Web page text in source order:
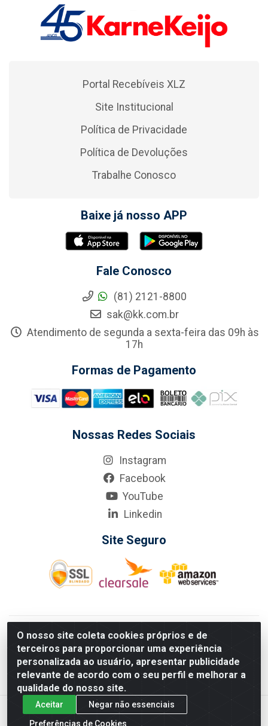
O nosso site coleta cookies próprios e de
terceiros para proporcionar uma experiência
personalizada ao usuário, apresentar publicidade
relevante de acordo com o seu perfil e melhorar a
qualidade do nosso site.
Aceitar
Negar não essenciais
Preferências de Cookies
Portal Recebíveis XLZ
Site Institucional
Política de Privacidade
Política de Devoluções
Trabalhe Conosco
Baixe já nosso APP
Fale Conosco
(81) 2121-8800
sak@kk.com.br
Atendimento de segunda a sexta-feira das 09h às
17h
Formas de Pagamento
Nossas Redes Sociais
Instagram
Facebook
YouTube
Linkedin
Site Seguro
KarneKeijo Logistica Integrada LTDA - Rod. Br-101 Sul, nº3700
- Barro, Recife/PE, 50900-400 CNPJ: 24.150.377/0001-95
Estados atendidos pela KarneKeijo: PE, PB e RN.